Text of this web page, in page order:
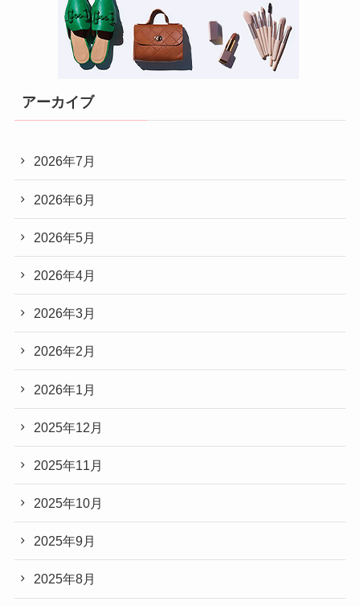
アーカイブ
2026年7月
2026年6月
2026年5月
2026年4月
2026年3月
2026年2月
2026年1月
2025年12月
2025年11月
2025年10月
2025年9月
2025年8月